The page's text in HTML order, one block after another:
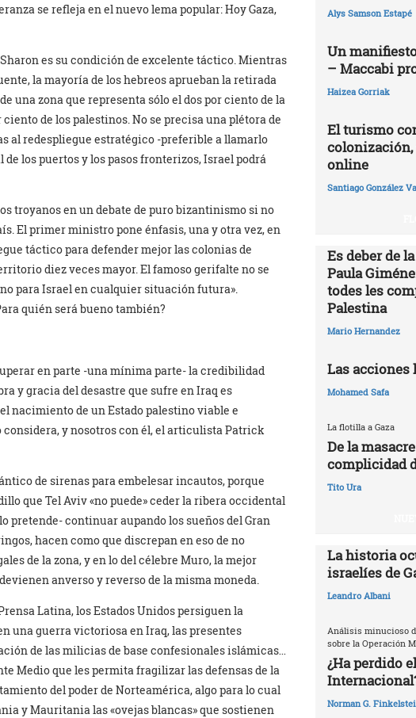
se refleja en el nuevo lema popular: Hoy Gaza,
es su condición de excelente táctico. Mientras
la mayoría de los hebreos aprueban la retirada
una zona que representa sólo el dos por ciento de la
de los palestinos. No se precisa una plétora de
al redespliegue estratégico -preferible a llamarlo
los puertos y los pasos fronterizos, Israel podrá
troyanos en un debate de puro bizantinismo si no
El primer ministro pone énfasis, una y otra vez, en
táctico para defender mejor las colonias de
diez veces mayor. El famoso gerifalte no se
para Israel en cualquier situación futura».
quién será bueno también?
en parte -una mínima parte- la credibilidad
y gracia del desastre que sufre en Iraq es
nacimiento de un Estado palestino viable e
y nosotros con él, el articulista Patrick
de sirenas para embelesar incautos, porque
que Tel Aviv «no puede» ceder la ribera occidental
pretende- continuar aupando los sueños del Gran
hacen como que discrepan en eso de no
de la zona, y en lo del célebre Muro, la mejor
anverso y reverso de la misma moneda.
Latina, los Estados Unidos persiguen la
una guerra victoriosa en Iraq, las presentes
de las milicias de base confesionales islámicas…
Medio que les permita fragilizar las defensas de la
del poder de Norteamérica, algo para lo cual
y Mauritania las «ovejas blancas» que sostienen
Alys Samson Estapé
Un
– Maccabi
Haizea Gorriak
El turismo
colonización,
online
Santiago González
Es deber de
Paula
todes les
Palestina
Mario Hernandez
Las acciones
Mohamed Safa
La flotilla a Gaza
De la
complicidad
Tito Ura
La historia
israelíes de
Leandro Albani
Análisis minucioso
sobre la Operación
¿Ha perdido
Norman G.